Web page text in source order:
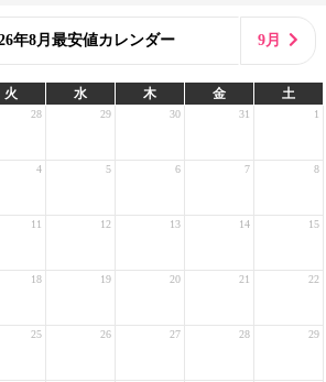
年8月最安値カレンダー 9月
火 水 木 金 土
28 29 30 31 1
4 5 6 7 8
11 12 13 14 15
18 19 20 21 22
25 26 27 28 29